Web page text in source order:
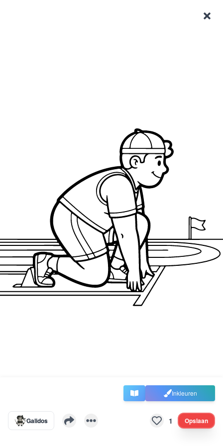
Inkleuren
Galidos 1 Opslaan